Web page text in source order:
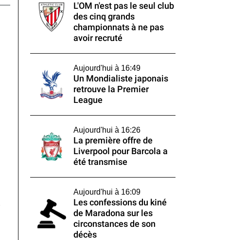
L'OM n'est pas le seul club
des cinq grands
championnats à ne pas
avoir recruté
Aujourd'hui à 16:49
Un Mondialiste japonais
retrouve la Premier
League
Aujourd'hui à 16:26
La première offre de
Liverpool pour Barcola a
été transmise
Aujourd'hui à 16:09
Les confessions du kiné
de Maradona sur les
circonstances de son
décès